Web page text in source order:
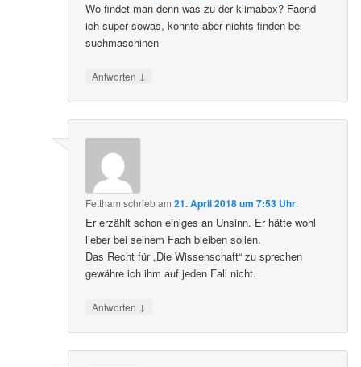
Wo findet man denn was zu der klimabox? Faend
ich super sowas, konnte aber nichts finden bei
suchmaschinen
Antworten ↓
Fettham schriebam21. April 2018 um 7:53 Uhr:
Er erzählt schon einiges an Unsinn. Er hätte wohl
lieber bei seinem Fach bleiben sollen.
Das Recht für „Die Wissenschaft“ zu sprechen
gewähre ich ihm auf jeden Fall nicht.
Antworten ↓